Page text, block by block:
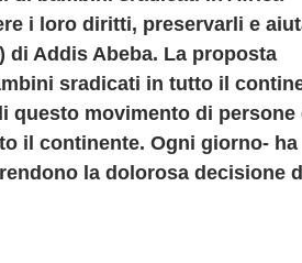
i loro diritti, preservarli e
di Addis Abeba. La proposta
sradicati in tutto il
questo movimento di persone
il continente. Ogni giorno- ha
la dolorosa decisione